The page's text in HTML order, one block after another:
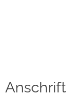
Anschrift
中文